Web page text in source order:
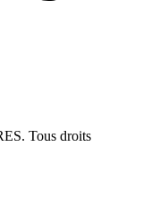
Tous droits